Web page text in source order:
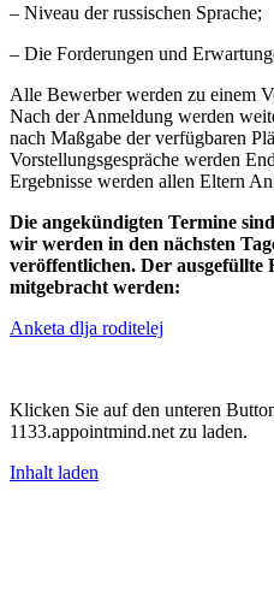
– Niveau der russischen Sprache;
– Die Forderungen und
Alle Bewerber werden zu einem
Nach der Anmeldung werden
nach Maßgabe der verfügbaren
Vorstellungsgespräche werden
Ergebnisse werden allen Eltern
Die angekündigten Termine
wir werden in den nächsten
veröffentlichen. Der ausgefüllte
mitgebracht werden:
Anketa dlja roditelej
Klicken Sie auf den unteren
1133.appointmind.net zu laden.
Inhalt laden